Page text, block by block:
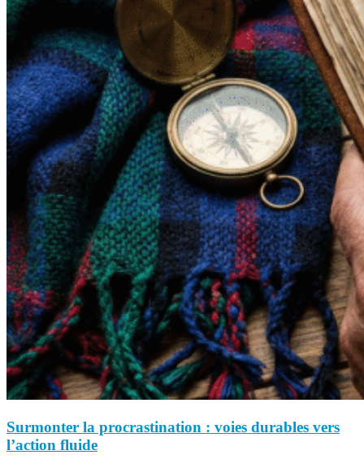
Surmonter la procrastination : voies durables vers
l’action fluide